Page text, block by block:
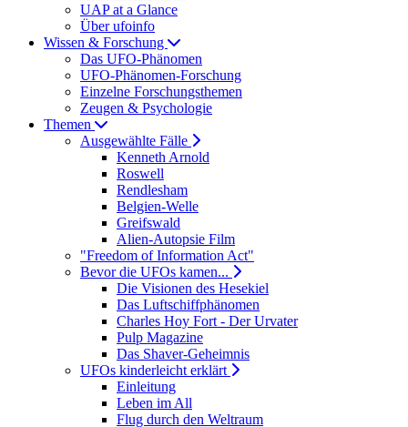
UAP at a Glance
Über ufoinfo
Wissen & Forschung
Das UFO-Phänomen
UFO-Phänomen-Forschung
Einzelne Forschungsthemen
Zeugen & Psychologie
Themen
Ausgewählte Fälle
Kenneth Arnold
Roswell
Rendlesham
Belgien-Welle
Greifswald
Alien-Autopsie Film
"Freedom of Information Act"
Bevor die UFOs kamen...
Die Visionen des Hesekiel
Das Luftschiffphänomen
Charles Hoy Fort - Der Urvater
Pulp Magazine
Das Shaver-Geheimnis
UFOs kinderleicht erklärt
Einleitung
Leben im All
Flug durch den Weltraum